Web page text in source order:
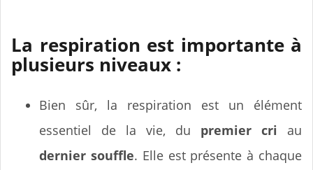
La respiration est importante à
plusieurs niveaux :
Bien sûr, la respiration est un élément
essentiel de la vie, du premier cri au
dernier souffle. Elle est présente à chaque